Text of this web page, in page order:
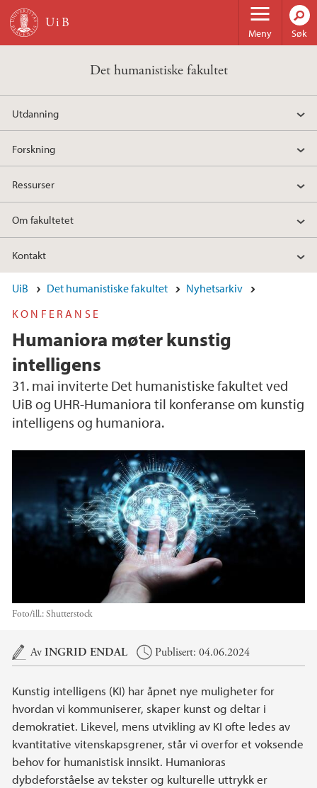
Hopp til hovedinnhold
Meny Søk
Det humanistiske fakultet
Utdanning
Forskning
Ressurser
Om fakultetet
Kontakt
UiB Det humanistiske fakultet
Nyhetsarkiv
KONFERANSE
Humaniora møter kunstig
intelligens
31. mai inviterte Det humanistiske fakultet ved
UiB og UHR-Humaniora til konferanse om kunstig
intelligens og humaniora.
Foto/ill.:Shutterstock
Hovedinnhold
AvINGRID ENDAL Publisert: 04.06.2024
Kunstig intelligens (KI) har åpnet nye muligheter for
hvordan vi kommuniserer, skaper kunst og deltar i
demokratiet. Likevel, mens utvikling av KI ofte ledes av
kvantitative vitenskapsgrener, står vi overfor et voksende
behov for humanistisk innsikt. Humanioras
dybdeforståelse av tekster og kulturelle uttrykk er